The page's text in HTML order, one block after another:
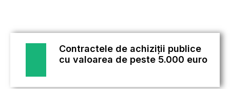
Contractele de achiziții publice
cu valoarea de peste 5.000 euro